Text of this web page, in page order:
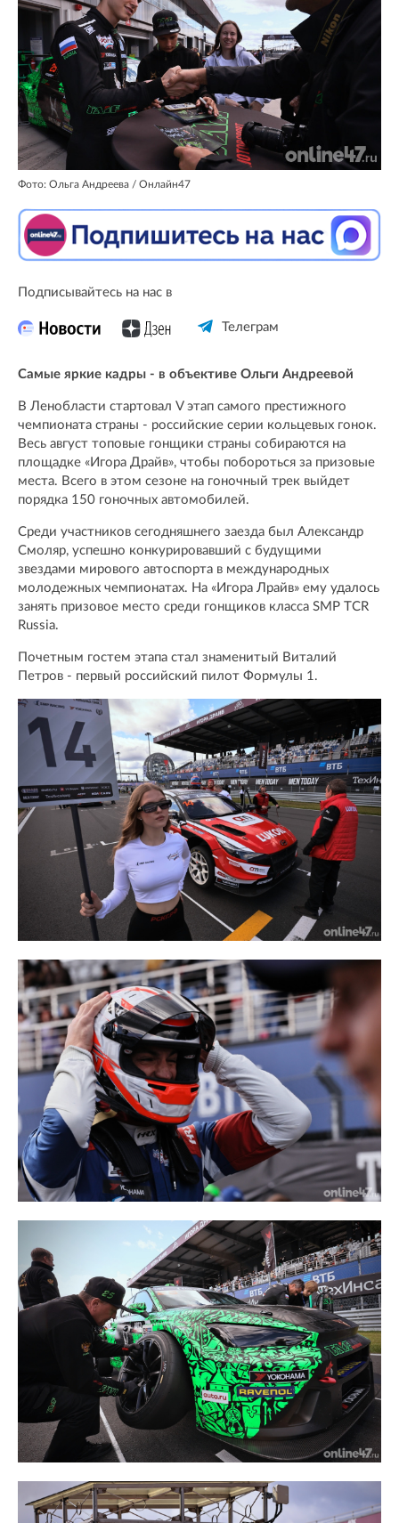
Фото: Ольга Андреева / Онлайн47
Подписывайтесь на нас в
Телеграм
Самые яркие кадры - в объективе Ольги Андреевой
В Ленобласти стартовал V этап самого престижного
чемпионата страны - российские серии кольцевых гонок.
Весь август топовые гонщики страны собираются на
площадке «Игора Драйв», чтобы побороться за призовые
места. Всего в этом сезоне на гоночный трек выйдет
порядка 150 гоночных автомобилей.
Среди участников сегодняшнего заезда был Александр
Смоляр, успешно конкурировавший с будущими
звездами мирового автоспорта в международных
молодежных чемпионатах. На «Игора Лрайв» ему удалось
занять призовое место среди гонщиков класса SMP TCR
Russia.
Почетным гостем этапа стал знаменитый Виталий
Петров - первый российский пилот Формулы 1.